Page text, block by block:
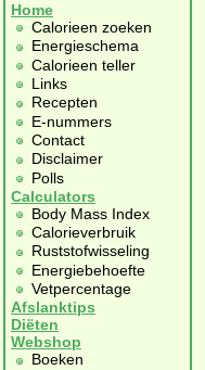
Home
Calorieen zoeken
Energieschema
Calorieen teller
Links
Recepten
E-nummers
Contact
Disclaimer
Polls
Calculators
Body Mass Index
Calorieverbruik
Ruststofwisseling
Energiebehoefte
Vetpercentage
Afslanktips
Diëten
Webshop
Boeken